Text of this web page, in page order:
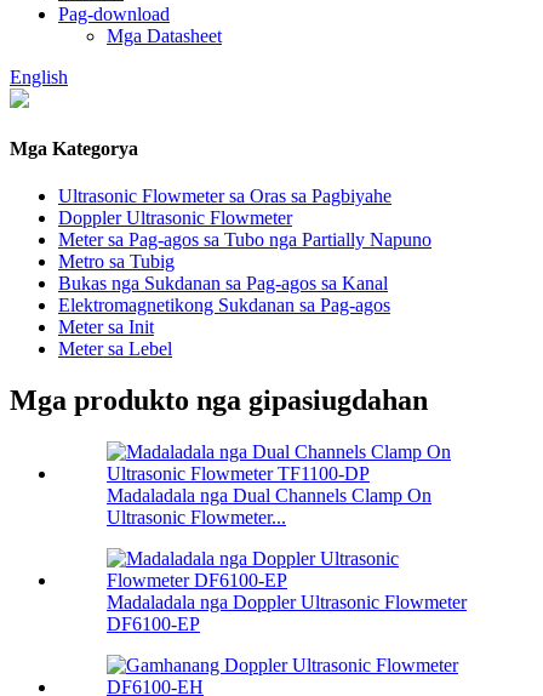
Pag-download
Mga Datasheet
English
Mga Kategorya
Ultrasonic Flowmeter sa Oras sa Pagbiyahe
Doppler Ultrasonic Flowmeter
Meter sa Pag-agos sa Tubo nga Partially Napuno
Metro sa Tubig
Bukas nga Sukdanan sa Pag-agos sa Kanal
Elektromagnetikong Sukdanan sa Pag-agos
Meter sa Init
Meter sa Lebel
Mga produkto nga gipasiugdahan
Madaladala nga Dual Channels Clamp On
Ultrasonic Flowmeter...
Madaladala nga Doppler Ultrasonic Flowmeter
DF6100-EP